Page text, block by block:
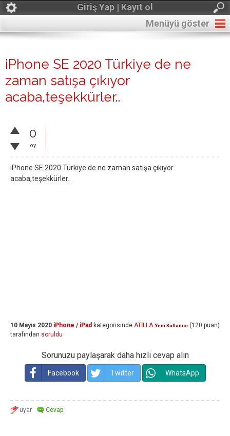
Giriş Yap | Kayıt ol
Menüyü göster
iPhone SE 2020 Türkiye de ne
zaman satışa çıkıyor
acaba,teşekkürler..
0
oy
iPhone SE 2020 Türkiye de ne zaman satışa çıkıyor
acaba,teşekkürler..
10 Mayıs 2020 iPhone / iPad kategorisinde ATİLLA Yeni Kullanıcı (120 puan)
tarafından soruldu
Sorunuzu paylaşarak daha hızlı cevap alın
Facebook Twitter WhatsApp